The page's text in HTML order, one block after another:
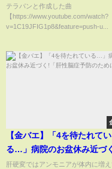
れたガチ未来人が語る犯人
【2062年】
テラパンと作成した曲
【https://www.youtube.com/watch?
v=1C19JFIG1p8&feature=push-u...
【金バエ】「4を待たれてい
る…」病院のお盆休み近づ
「肝性脳症予防のために」
肝硬変ではアンモニアが体内に増